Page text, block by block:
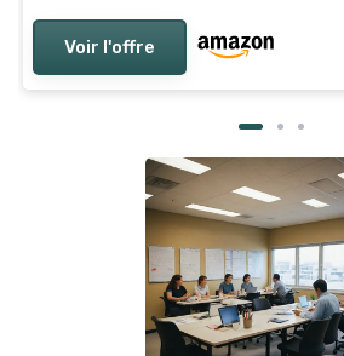
Voir l'offre